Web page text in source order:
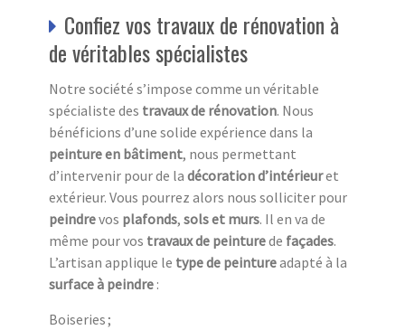
Confiez vos travaux de rénovation à
de véritables spécialistes
Notre société s’impose comme un véritable
spécialiste des travaux de rénovation. Nous
bénéficions d’une solide expérience dans la
peinture en bâtiment, nous permettant
d’intervenir pour de la décoration d’intérieuret
extérieur. Vous pourrez alors nous solliciter pour
peindrevos plafonds, sols et murs. Il en va de
même pour vos travaux de peinturede façades.
L’artisan applique le type de peintureadapté à la
surface à peindre :
Boiseries ;